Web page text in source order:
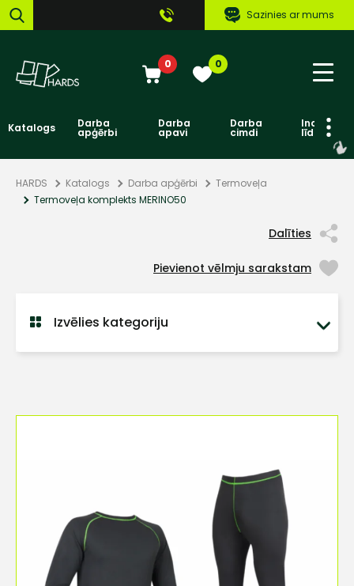
Sazinies ar mums
0 0
Katalogs Darba
apģērbi
Darba
apavi
Darba
cimdi līdzekļi
HARDS Katalogs Darba apģērbi
Termoveļa
Termoveļa komplekts MERINO50
Dalīties
Pievienot vēlmju sarakstam
Izvēlies kategoriju